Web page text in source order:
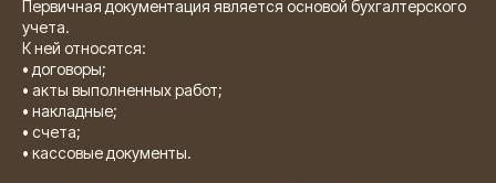
Первичная документация является основой бухгалтерского
учета.
К ней относятся:
• договоры;
• акты выполненных работ;
• накладные;
• счета;
• кассовые документы.